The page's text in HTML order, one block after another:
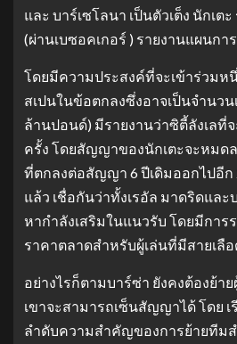
และ บาร์เซโลนา เป็นตัวเต็ง นักเต
(ผ่านเบซอคเกอร์ ) รายงานแผนกา
โดยมีความประสงค์ที่จะเข้าร่วมห
สเปนในข้อตกลงซึ่งอาจเป็นจำนวน
ล้านปอนด์) มีรายงานว่าซิตี้ลังเล
ครั้ง โดยสัญญาของนักเตะจะหมดล
ที่ตกลงต่อสัญญา 6 ปีเดิมออกไปอีก
แล้ว เชื่อกันว่าทั้งเรอัล มาดริดและ
หากำลังเสริมในแนวรับ โดยมีการ
ราคาตลาดสำหรับผู้เล่นที่มีสายเลื
อย่างไรก็ตามบาร์ซ่า ยังคงต้องย้า
เขาจะสามารถเซ็นสัญญาได้ โดย เ
ลำดับความสำคัญของการย้ายทีมส